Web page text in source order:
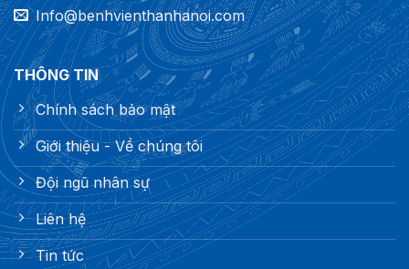
Info@benhvienthanhanoi.com
THÔNG TIN
Chính sách bảo mật
Giới thiệu - Về chúng tôi
Đội ngũ nhân sự
Liên hệ
Tin tức